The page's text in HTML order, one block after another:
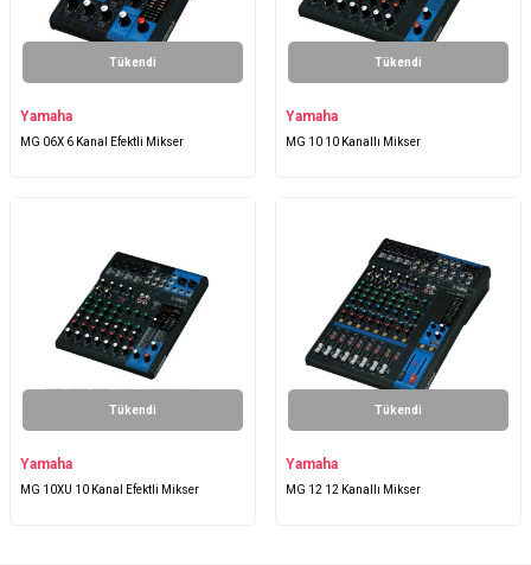
Tükendi
Yamaha
MG 06X 6 Kanal Efektli Mikser
Tükendi
Yamaha
MG 10 10 Kanallı Mikser
Tükendi
Yamaha
MG 10XU 10 Kanal Efektli Mikser
Tükendi
Yamaha
MG 12 12 Kanallı Mikser